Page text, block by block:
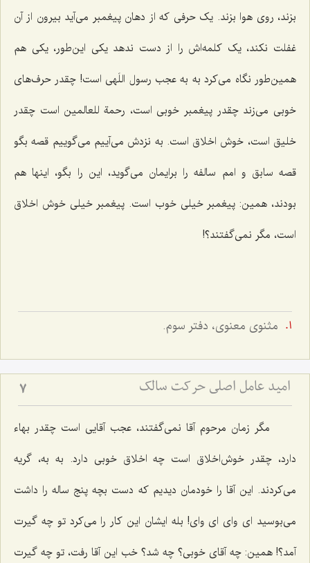
بزند، روی هوا بزند. یک حرفی که از دهان پیغمبر می‌آید بیرون از آن
غفلت نکند، یک کلمه‌اش را از دست ندهد یکی این‌طور، یکی هم
همین‌طور نگاه می‌کرد به به عجب رسول اللَهی است! چقدر حرف‌های
خوبی می‌زند چقدر پیغمبر خوبی است، رحمة للعالمین است چقدر
خلیق است، خوش اخلاق است. به نزدش می‌آییم می‌گوییم قصه بگو
قصه سابق و امم سالفه را برایمان می‌گوید، این را بگو، اینها هم
بودند، همین: پیغمبر خیلی خوب است. پیغمبر خیلی خوش اخلاق
است، مگر نمی‌گفتند؟!
مثنوى معنوى، دفتر سوم.
امید عامل اصلی حرکت سالک 7
مگر زمان مرحوم آقا نمی‌گفتند، عجب آقایی است چقدر بهاء
دارد، چقدر خوش‌اخلاق است چه اخلاق خوبی دارد. به به، گریه
می‌کردند. این آقا را خودمان دیدیم که دست بچه پنج ساله را داشت
می‌بوسید ای وای ای وای! بله ایشان این کار را می‌کرد تو چه گیرت
آمد؟! همین: چه آقای خوبی؟ چه شد؟ خب این آقا رفت، تو چه گیرت